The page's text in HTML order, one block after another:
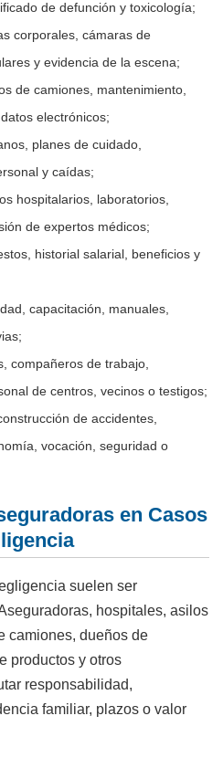
de defunción y toxicología;
corporales, cámaras de
y evidencia de la escena;
de camiones, mantenimiento,
electrónicos;
planes de cuidado,
y caídas;
hospitalarios, laboratorios,
de expertos médicos;
historial salarial, beneficios y
capacitación, manuales,
compañeros de trabajo,
de centros, vecinos o testigos;
de accidentes,
vocación, seguridad o
en Casos
suelen ser
hospitales, asilos
camiones, dueños de
productos y otros
responsabilidad,
familiar, plazos o valor